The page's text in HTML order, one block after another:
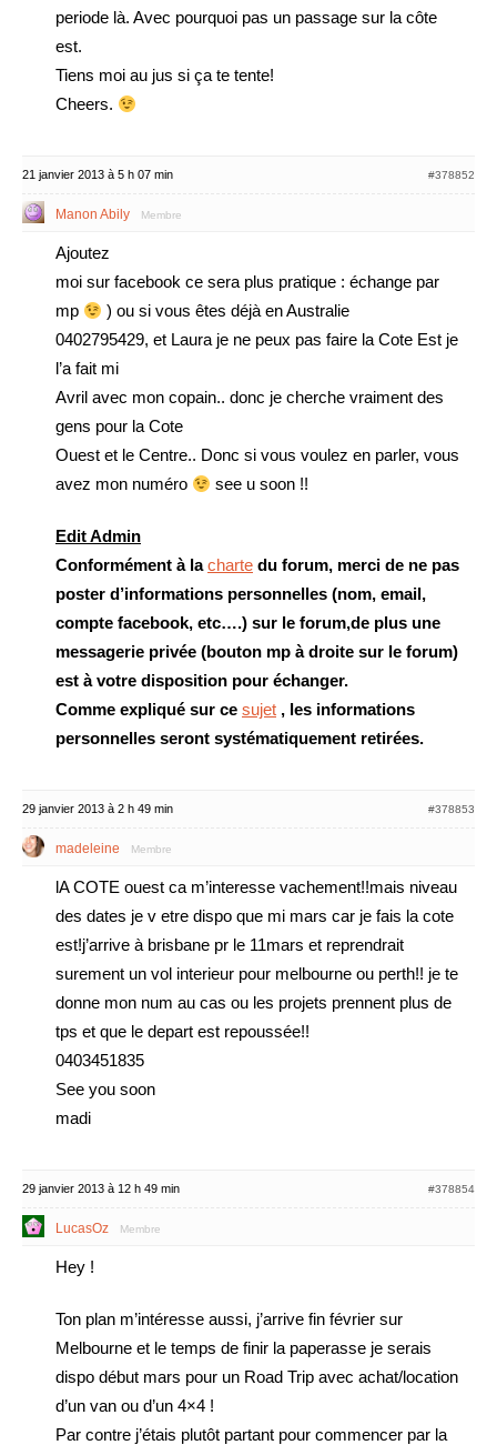
periode là. Avec pourquoi pas un passage sur la côte
est.
Tiens moi au jus si ça te tente!
Cheers.
21 janvier 2013 à 5 h 07 min #378852
Manon Abily Membre
Ajoutez
moi sur facebook ce sera plus pratique : échange par
mp
) ou si vous êtes déjà en Australie
0402795429, et Laura je ne peux pas faire la Cote Est je
l’a fait mi
Avril avec mon copain.. donc je cherche vraiment des
gens pour la Cote
Ouest et le Centre.. Donc si vous voulez en parler, vous
avez mon numéro
see u soon !!
Edit Admin
Conformément à lacharte du forum, merci de ne pas
poster d’informations personnelles (nom, email,
compte facebook, etc….) sur le forum,de plus une
messagerie privée (bouton mp à droite sur le forum)
est à votre disposition pour échanger.
Comme expliqué sur ce sujet , les informations
personnelles seront systématiquement retirées.
29 janvier 2013 à 2 h 49 min #378853
madeleine Membre
lA COTE ouest ca m’interesse vachement!!mais niveau
des dates je v etre dispo que mi mars car je fais la cote
est!j’arrive à brisbane pr le 11mars et reprendrait
surement un vol interieur pour melbourne ou perth!! je te
donne mon num au cas ou les projets prennent plus de
tps et que le depart est repoussée!!
0403451835
See you soon
madi
29 janvier 2013 à 12 h 49 min #378854
LucasOz Membre
Hey !
Ton plan m’intéresse aussi, j’arrive fin février sur
Melbourne et le temps de finir la paperasse je serais
dispo début mars pour un Road Trip avec achat/location
d’un van ou d’un 4×4 !
Par contre j’étais plutôt partant pour commencer par la